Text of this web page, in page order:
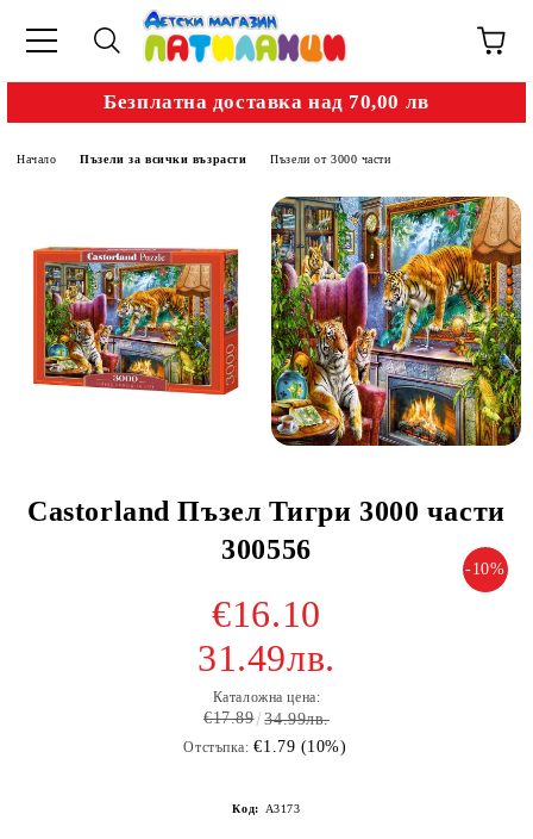
Безплатна доставка над 70,00 лв
Начало Пъзели за всички възрасти Пъзели от 3000 части
Castorland Пъзел Тигри 3000 части
300556
-10%
€16.10
31.49лв.
Каталожна цена:
€17.89 34.99лв.
Отстъпка: €1.79 (10%)
Код: A3173